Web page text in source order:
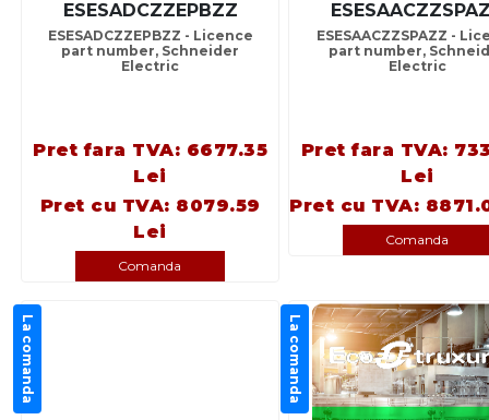
ESESADCZZEPBZZ
ESESADCZZEPBZZ - Licence
part number, Schneider
Electric
Pret fara TVA: 6677.35
Lei
Pret cu TVA: 8079.59
Lei
Comanda
ESESAACZZSPAZZ -
part number,
Electric
Pret fara TVA:
Lei
Pret cu TVA:
Comanda
La comanda La comanda